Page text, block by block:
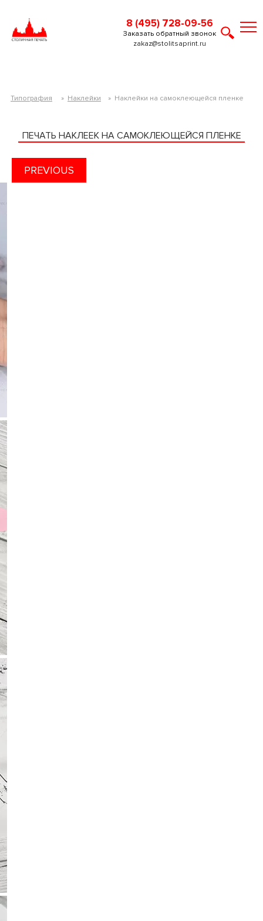
8 (495) 728-09-56
zakaz@stolitsaprint.ru
Заказать обратный звонок
Типография » Наклейки » Наклейки на самоклеющейся пленке
ПЕЧАТЬ НАКЛЕЕК НА САМОКЛЕЮЩЕЙСЯ ПЛЕНКЕ
PREVIOUS